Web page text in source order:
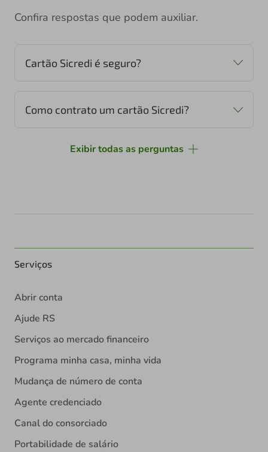
Confira respostas que podem auxiliar.
Cartão Sicredi é seguro?
Como contrato um cartão Sicredi?
Exibir todas as perguntas
Serviços
Abrir conta
Ajude RS
Serviços ao mercado financeiro
Programa minha casa, minha vida
Mudança de número de conta
Agente credenciado
Canal do consorciado
Portabilidade de salário